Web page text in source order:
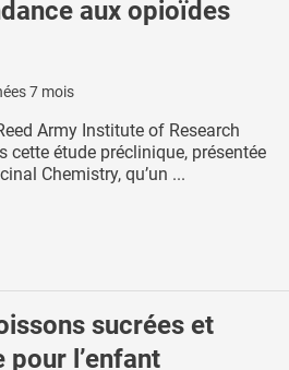
aux opioïdes
7 mois
Army Institute of Research
cette étude préclinique, présentée
Chemistry, qu’un ...
sucrées et
pour l’enfant